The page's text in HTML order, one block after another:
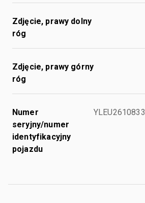
Zdjęcie, prawy dolny
róg
Zdjęcie, prawy górny
róg
Numer
seryjny/numer
identyfikacyjny
pojazdu
YLEU2610833